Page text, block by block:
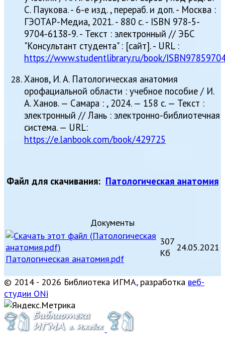
С. Паукова. - 6-е изд. , перераб. и доп. - Москва :
ГЭОТАР-Медиа, 2021. - 880 с. - ISBN 978-5-
9704-6138-9. - Текст : электронный // ЭБС
"Консультант студента" : [сайт]. - URL :
https://www.studentlibrary.ru/book/
Ханов, И. А. Патологическая анатомия
орофациальной области : учебное пособие / И.
А. Ханов. — Самара : , 2024. — 158 с. — Текст :
электронный // Лань : электронно-библиотечная
система. — URL:
https://e.lanbook.com/book/429725
Файл для скачивания: Патологическая анатомия
Документы
Патологическая анатомия.pdf
307
Кб
24.05.2021
© 2014 - 2026 Библиотека ИГМА,разработка веб-
студии ONi